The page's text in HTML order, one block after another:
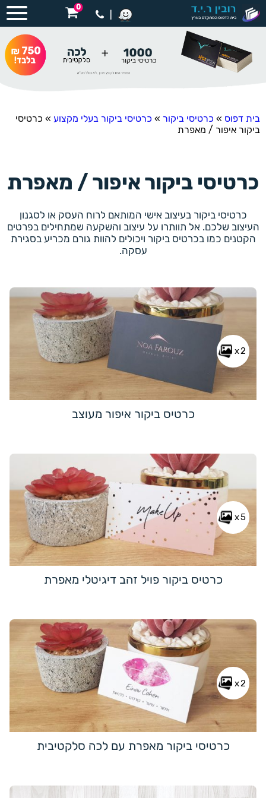
0
בית דפוס » כרטיסי ביקור » כרטיסי ביקור בעלי מקצוע » כרטיסי
ביקור איפור / מאפרת
כרטיסי ביקור איפור / מאפרת
כרטיסי ביקור בעיצוב אישי המותאם לרוח העסק או לסגנון
העיצוב שלכם. אל תוותרו על עיצוב והשקעה שמתחילים בפרטים
הקטנים כמו בכרטיס ביקור ויכולים להוות גורם מכריע בסגירת
עסקה.
x2
כרטיס ביקור איפור מעוצב
x5
כרטיס ביקור פויל זהב דיגיטלי מאפרת
x2
כרטיסי ביקור מאפרת עם לכה סלקטיבית